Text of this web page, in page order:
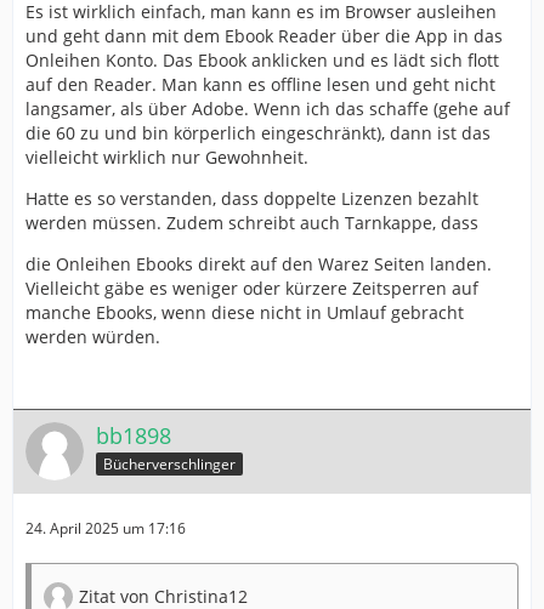
Es ist wirklich einfach, man kann es im Browser ausleihen
und geht dann mit dem Ebook Reader über die App in das
Onleihen Konto. Das Ebook anklicken und es lädt sich flott
auf den Reader. Man kann es offline lesen und geht nicht
langsamer, als über Adobe. Wenn ich das schaffe (gehe auf
die 60 zu und bin körperlich eingeschränkt), dann ist das
vielleicht wirklich nur Gewohnheit.
Hatte es so verstanden, dass doppelte Lizenzen bezahlt
werden müssen. Zudem schreibt auch Tarnkappe, dass
die Onleihen Ebooks direkt auf den Warez Seiten landen.
Vielleicht gäbe es weniger oder kürzere Zeitsperren auf
manche Ebooks, wenn diese nicht in Umlauf gebracht
werden würden.
bb1898
Bücherverschlinger
24. April 2025 um 17:16
Zitat von Christina12